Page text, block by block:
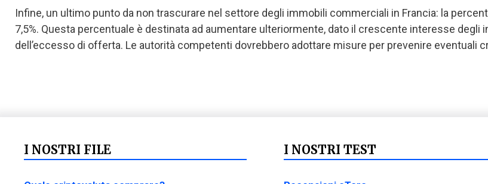
Infine, un ultimo punto da non trascurare nel settore degli immobili commerciali in Francia: la
7,5%. Questa percentuale è destinata ad aumentare ulteriormente, dato il crescente interesse degli
dell’eccesso di offerta. Le autorità competenti dovrebbero adottare misure per prevenire eventuali
I NOSTRI FILE I NOSTRI TEST